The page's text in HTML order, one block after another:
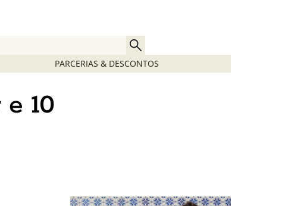
PARCERIAS & DESCONTOS
10